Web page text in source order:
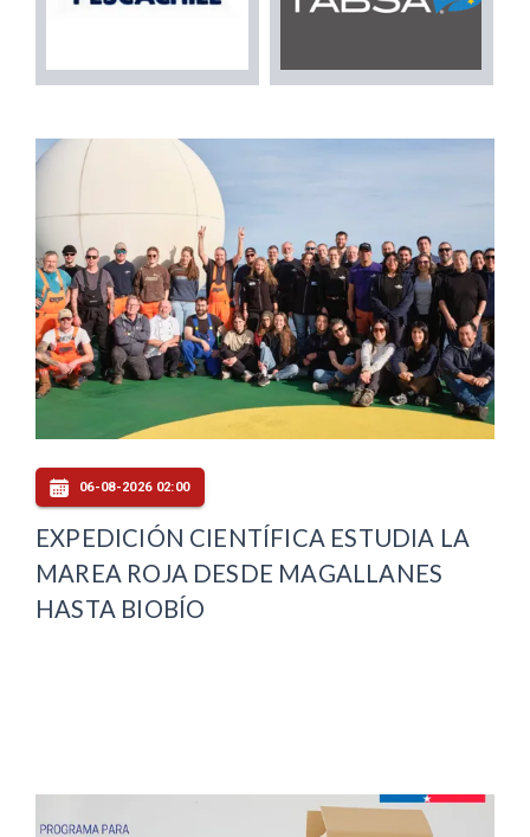
06-08-2026 02:00
EXPEDICIÓN CIENTÍFICA ESTUDIA LA
MAREA ROJA DESDE MAGALLANES
HASTA BIOBÍO